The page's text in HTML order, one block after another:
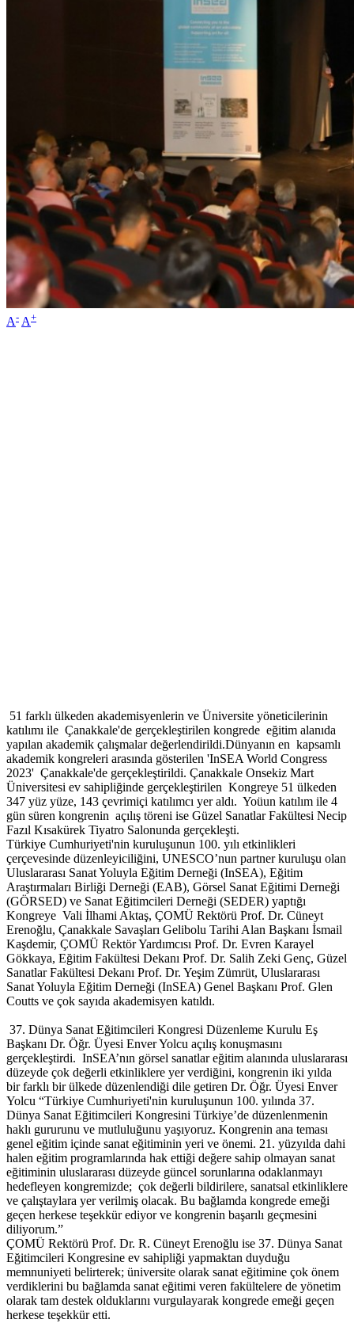
A- A+
51 farklı ülkeden akademisyenlerin ve Üniversite yöneticilerinin
katılımı ile Çanakkale'de gerçekleştirilen kongrede eğitim alanıda
yapılan akademik çalışmalar değerlendirildi.Dünyanın en kapsamlı
akademik kongreleri arasında gösterilen 'InSEA World Congress
2023' Çanakkale'de gerçekleştirildi. Çanakkale Onsekiz Mart
Üniversitesi ev sahipliğinde gerçekleştirilen Kongreye 51 ülkeden
347 yüz yüze, 143 çevrimiçi katılımcı yer aldı. Yoüun katılım ile 4
gün süren kongrenin açılış töreni ise Güzel Sanatlar Fakültesi Necip
Fazıl Kısakürek Tiyatro Salonunda gerçekleşti.
Türkiye Cumhuriyeti'nin kuruluşunun 100. yılı etkinlikleri
çerçevesinde düzenleyiciliğini, UNESCO’nun partner kuruluşu olan
Uluslararası Sanat Yoluyla Eğitim Derneği (InSEA), Eğitim
Araştırmaları Birliği Derneği (EAB), Görsel Sanat Eğitimi Derneği
(GÖRSED) ve Sanat Eğitimcileri Derneği (SEDER) yaptığı
Kongreye Vali İlhami Aktaş, ÇOMÜ Rektörü Prof. Dr. Cüneyt
Erenoğlu, Çanakkale Savaşları Gelibolu Tarihi Alan Başkanı İsmail
Kaşdemir, ÇOMÜ Rektör Yardımcısı Prof. Dr. Evren Karayel
Gökkaya, Eğitim Fakültesi Dekanı Prof. Dr. Salih Zeki Genç, Güzel
Sanatlar Fakültesi Dekanı Prof. Dr. Yeşim Zümrüt, Uluslararası
Sanat Yoluyla Eğitim Derneği (InSEA) Genel Başkanı Prof. Glen
Coutts ve çok sayıda akademisyen katıldı.
37. Dünya Sanat Eğitimcileri Kongresi Düzenleme Kurulu Eş
Başkanı Dr. Öğr. Üyesi Enver Yolcu açılış konuşmasını
gerçekleştirdi. InSEA’nın görsel sanatlar eğitim alanında uluslararası
düzeyde çok değerli etkinliklere yer verdiğini, kongrenin iki yılda
bir farklı bir ülkede düzenlendiği dile getiren Dr. Öğr. Üyesi Enver
Yolcu “Türkiye Cumhuriyeti'nin kuruluşunun 100. yılında 37.
Dünya Sanat Eğitimcileri Kongresini Türkiye’de düzenlenmenin
haklı gururunu ve mutluluğunu yaşıyoruz. Kongrenin ana teması
genel eğitim içinde sanat eğitiminin yeri ve önemi. 21. yüzyılda dahi
halen eğitim programlarında hak ettiği değere sahip olmayan sanat
eğitiminin uluslararası düzeyde güncel sorunlarına odaklanmayı
hedefleyen kongremizde; çok değerli bildirilere, sanatsal etkinliklere
ve çalıştaylara yer verilmiş olacak. Bu bağlamda kongrede emeği
geçen herkese teşekkür ediyor ve kongrenin başarılı geçmesini
diliyorum.”
ÇOMÜ Rektörü Prof. Dr. R. Cüneyt Erenoğlu ise 37. Dünya Sanat
Eğitimcileri Kongresine ev sahipliği yapmaktan duyduğu
memnuniyeti belirterek; üniversite olarak sanat eğitimine çok önem
verdiklerini bu bağlamda sanat eğitimi veren fakültelere de yönetim
olarak tam destek olduklarını vurgulayarak kongrede emeği geçen
herkese teşekkür etti.